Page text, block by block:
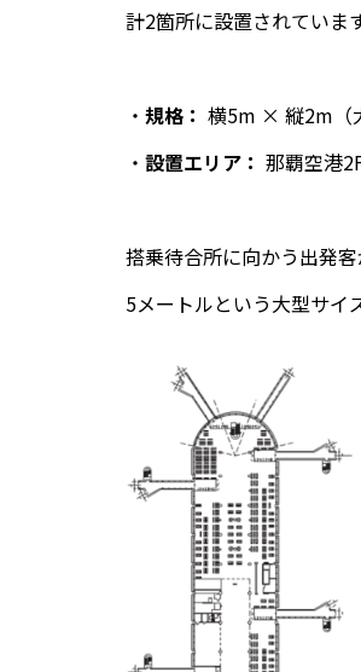
計2箇所に設置されています
・ 規格： 横5m × 縦2m（
・ 設置エリア： 那覇空港
搭乗待合所に向かう出発客
5メートルという大型サイ